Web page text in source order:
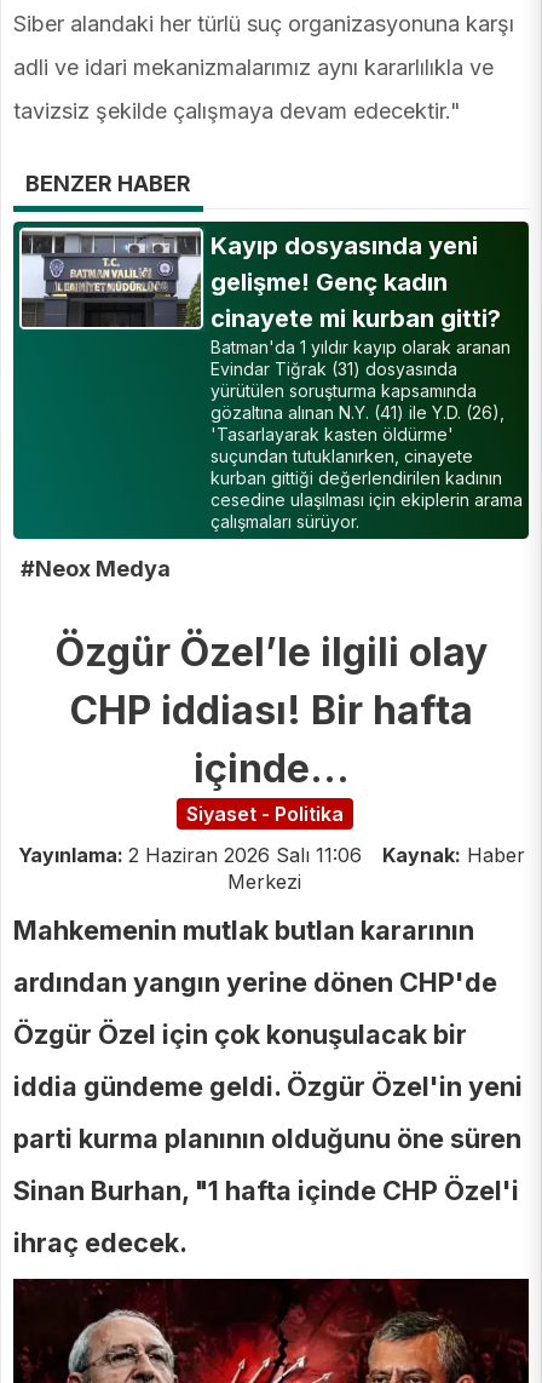
Siber alandaki her türlü suç organizasyonuna karşı
adli ve idari mekanizmalarımız aynı kararlılıkla ve
tavizsiz şekilde çalışmaya devam edecektir."
BENZER HABER
Kayıp dosyasında yeni
gelişme! Genç kadın
cinayete mi kurban gitti?
Batman'da 1 yıldır kayıp olarak aranan
Evindar Tiğrak (31) dosyasında
yürütülen soruşturma kapsamında
gözaltına alınan N.Y. (41) ile Y.D. (26),
'Tasarlayarak kasten öldürme'
suçundan tutuklanırken, cinayete
kurban gittiği değerlendirilen kadının
cesedine ulaşılması için ekiplerin arama
çalışmaları sürüyor.
#Neox Medya
Özgür Özel’le ilgili olay
CHP iddiası! Bir hafta
içinde…
Siyaset - Politika
Yayınlama: 2 Haziran 2026 Salı 11:06 Kaynak: Haber
Merkezi
Mahkemenin mutlak butlan kararının
ardından yangın yerine dönen CHP'de
Özgür Özel için çok konuşulacak bir
iddia gündeme geldi. Özgür Özel'in yeni
parti kurma planının olduğunu öne süren
Sinan Burhan, "1 hafta içinde CHP Özel'i
ihraç edecek.